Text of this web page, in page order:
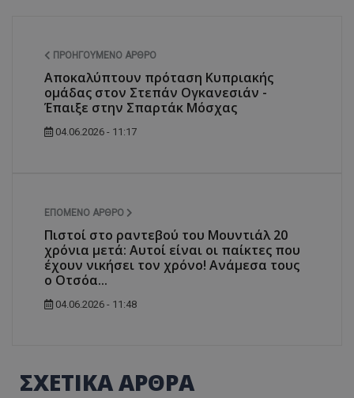
ΠΡΟΗΓΟΎΜΕΝΟ ΆΡΘΡΟ
Αποκαλύπτουν πρόταση Κυπριακής
ομάδας στον Στεπάν Ογκανεσιάν -
Έπαιξε στην Σπαρτάκ Μόσχας
04.06.2026 - 11:17
ΕΠΌΜΕΝΟ ΆΡΘΡΟ
Πιστοί στο ραντεβού του Μουντιάλ 20
χρόνια μετά: Αυτοί είναι οι παίκτες που
έχουν νικήσει τον χρόνο! Ανάμεσα τους
ο Οτσόα...
04.06.2026 - 11:48
ΣΧΕΤΙΚΑ ΑΡΘΡΑ